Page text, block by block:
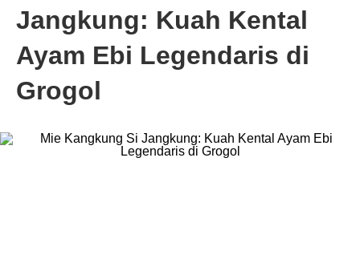
Jangkung: Kuah Kental
Ayam Ebi Legendaris di
Grogol